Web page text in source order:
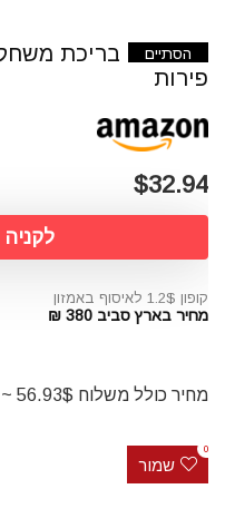
הסתיים
פירות
$32.94
לקניה
קופון 1.2$ לאיסוף באמזון
מחיר בארץ סביב 380 ₪
מחיר כולל משלוח 56.93$ ~ כ 210 ₪ בלבד
שמור
0